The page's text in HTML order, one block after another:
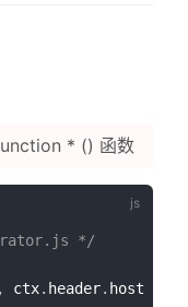
* () 函数
*/
, ctx. header. host